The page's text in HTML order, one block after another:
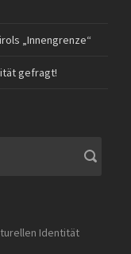
„Innengrenze“
gefragt!
Identität